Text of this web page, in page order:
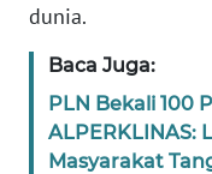
dunia.
Baca Juga:
PLN Bekali 100
ALPERKLINAS:
Masyarakat
WN
JAKARTA
WN
JABAR